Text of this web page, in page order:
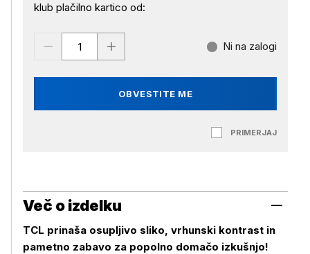
klub plačilno kartico od:
OBVESTITE ME
Ni na zalogi
PRIMERJAJ
Več o izdelku
TCL prinaša osupljivo sliko, vrhunski kontrast in
pametno zabavo za popolno domačo izkušnjo!